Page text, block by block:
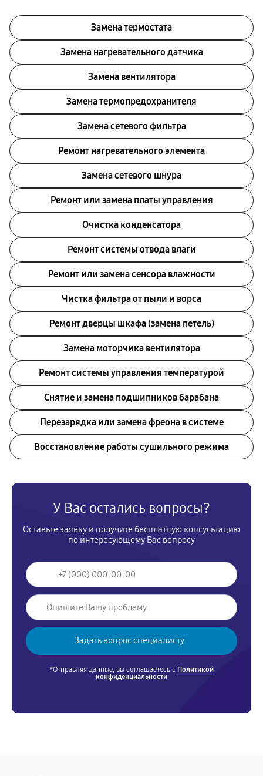
Замена термостата
Замена нагревательного датчика
Замена вентилятора
Замена термопредохранителя
Замена сетевого фильтра
Ремонт нагревательного элемента
Замена сетевого шнура
Ремонт или замена платы управления
Очистка конденсатора
Ремонт системы отводa влаги
Ремонт или замена сенсора влажности
Чистка фильтра от пыли и ворса
Ремонт дверцы шкафа (замена петель)
Замена моторчика вентилятора
Ремонт системы управления температурой
Снятие и замена подшипников барабана
Перезарядка или замена фреона в системе
Восстановление работы сушильного режима
У Вас остались вопросы?
Оставьте заявку и получите бесплатную консультацию
по интересующему Вас вопросу
*Отправляя данные, вы соглашаетесь с Политикой
конфиденциальности